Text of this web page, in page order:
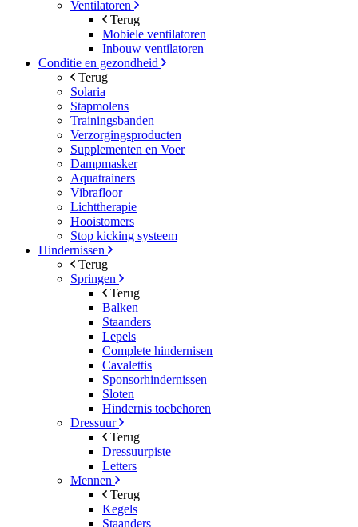
Ventilatoren
Terug
Mobiele ventilatoren
Inbouw ventilatoren
Conditie en gezondheid
Terug
Solaria
Stapmolens
Trainingsbanden
Verzorgingsproducten
Supplementen en Voer
Dampmasker
Aquatrainers
Vibrafloor
Lichttherapie
Hooistomers
Stop kicking systeem
Hindernissen
Terug
Springen
Terug
Balken
Staanders
Lepels
Complete hindernisen
Cavalettis
Sponsorhindernissen
Sloten
Hindernis toebehoren
Dressuur
Terug
Dressuurpiste
Letters
Mennen
Terug
Kegels
Staanders